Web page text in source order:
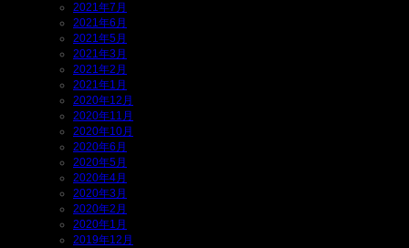
2021年7月
2021年6月
2021年5月
2021年3月
2021年2月
2021年1月
2020年12月
2020年11月
2020年10月
2020年6月
2020年5月
2020年4月
2020年3月
2020年2月
2020年1月
2019年12月